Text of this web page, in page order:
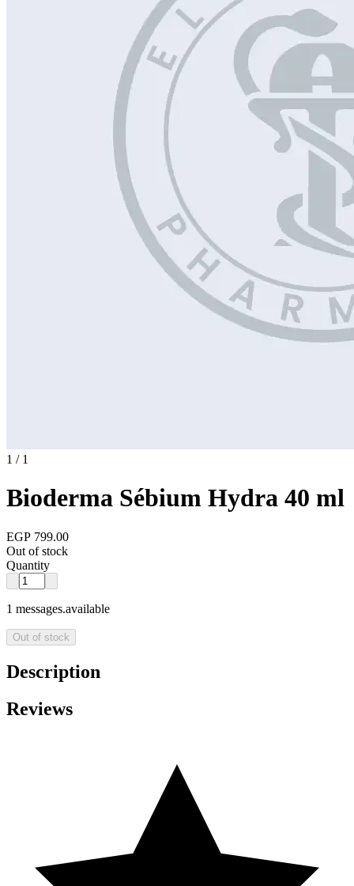
1 / 1
Bioderma Sébium Hydra 40 ml
EGP 799.00
Out of stock
Quantity
1 messages.available
Out of stock
Description
Reviews